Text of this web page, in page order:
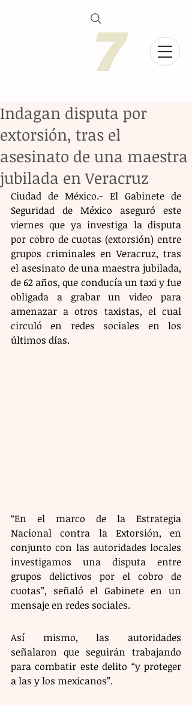
Indagan disputa por
extorsión, tras el
asesinato de una maestra
jubilada en Veracruz
Ciudad de México.- El Gabinete de
Seguridad de México aseguró este
viernes que ya investiga la disputa
por cobro de cuotas (extorsión) entre
grupos criminales en Veracruz, tras
el asesinato de una maestra jubilada,
de 62 años, que conducía un taxi y fue
obligada a grabar un video para
amenazar a otros taxistas, el cual
circuló en redes sociales en los
últimos días.
“En el marco de la Estrategia
Nacional contra la Extorsión, en
conjunto con las autoridades locales
investigamos una disputa entre
grupos delictivos por el cobro de
cuotas”, señaló el Gabinete en un
mensaje en redes sociales.
Así mismo, las autoridades
señalaron que seguirán trabajando
para combatir este delito “y proteger
a las y los mexicanos”.